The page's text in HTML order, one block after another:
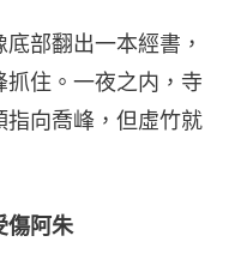
部翻出一本經書，
住。一夜之内，寺
指向喬峰，但虛竹就
傷阿朱